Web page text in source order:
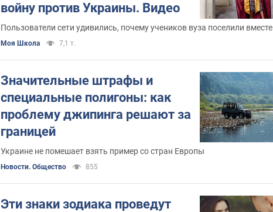
войну против Украины. Видео
Пользователи сети удивились, почему учеников вуза поселили вместе
Моя Школа 7,1 т.
Значительные штрафы и
специальные полигоны: как
проблему джипинга решают за
границей
Украине не помешает взять пример со стран Европы
Новости. Общество 855
Эти знаки зодиака проведут